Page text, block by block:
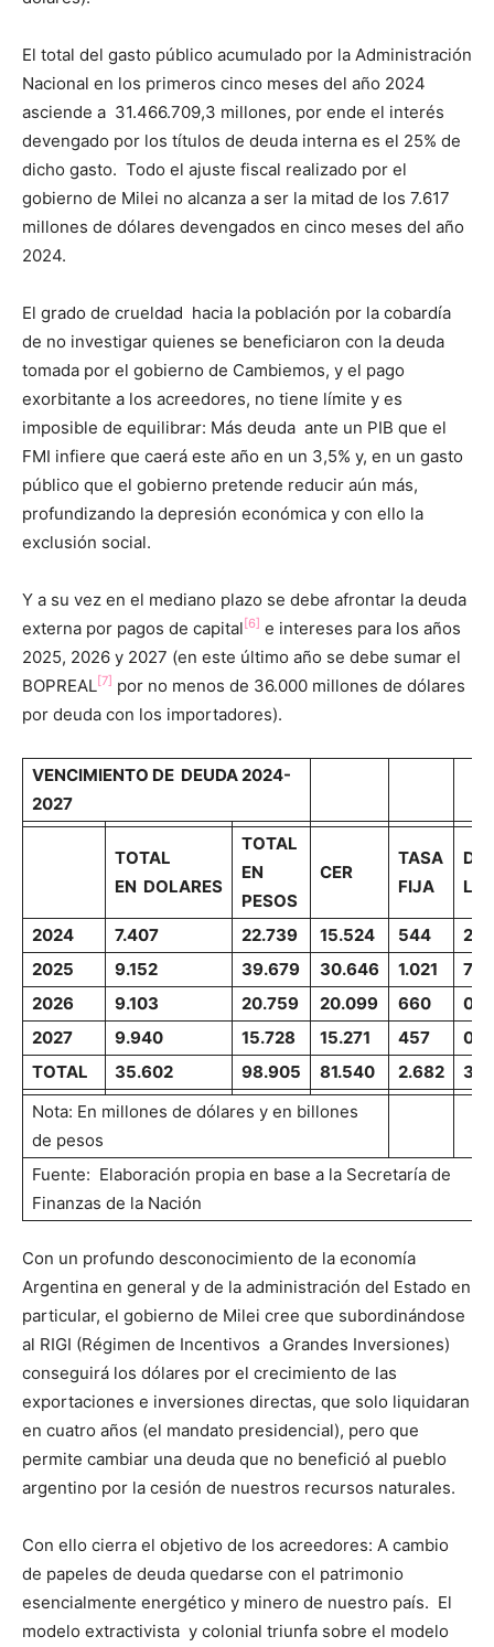
El total del gasto público acumulado por la Administración
Nacional en los primeros cinco meses del año 2024
asciende a 31.466.709,3 millones, por ende el interés
devengado por los títulos de deuda interna es el 25% de
dicho gasto. Todo el ajuste fiscal realizado por el
gobierno de Milei no alcanza a ser la mitad de los 7.617
millones de dólares devengados en cinco meses del año
2024.
El grado de crueldad hacia la población por la cobardía
de no investigar quienes se beneficiaron con la deuda
tomada por el gobierno de Cambiemos, y el pago
exorbitante a los acreedores, no tiene límite y es
imposible de equilibrar: Más deuda ante un PIB que el
FMI infiere que caerá este año en un 3,5% y, en un gasto
público que el gobierno pretende reducir aún más,
profundizando la depresión económica y con ello la
exclusión social.
Y a su vez en el mediano plazo se debe afrontar la deuda
externa por pagos de capital[6] e intereses para los años
2025, 2026 y 2027 (en este último año se debe sumar el
BOPREAL[7] por no menos de 36.000 millones de dólares
por deuda con los importadores).
VENCIMIENTO DE DEUDA 2024-
2027
TOTAL
EN DOLARES
TOTAL
EN
PESOS
CER
TASA
FIJA
2024 7.407 22.739 15.524 544
2025
9.152 39.679 30.646 1.021
707
2026
9.103 20.759 20.099 660
0
2027
9.940 15.728 15.271 457
0
TOTAL
35.602 98.905 81.540 2.682
Nota: En millones de dólares y en billones
de pesos
Fuente: Elaboración propia en base a la Secretaría de
Finanzas de la Nación
Con un profundo desconocimiento de la economía
Argentina en general y de la administración del Estado en
particular, el gobierno de Milei cree que subordinándose
al RIGI (Régimen de Incentivos a Grandes Inversiones)
conseguirá los dólares por el crecimiento de las
exportaciones e inversiones directas, que solo liquidaran
en cuatro años (el mandato presidencial), pero que
permite cambiar una deuda que no benefició al pueblo
argentino por la cesión de nuestros recursos naturales.
Con ello cierra el objetivo de los acreedores: A cambio
de papeles de deuda quedarse con el patrimonio
esencialmente energético y minero de nuestro país. El
modelo extractivista y colonial triunfa sobre el modelo